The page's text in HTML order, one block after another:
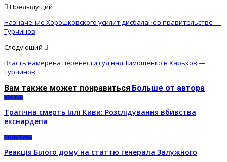
Предыдущий
Назначение Хорошковского усилит дисбаланс в правительстве —
Турчинов
Следующий
Власть намерена перенести суд над Тимошенко в Харьков —
Турчинов
Вам также может понравиться Больше от автора
ЖИЗНЬ
Трагічна смерть Іллі Киви: Розслідування вбивства
екснардепа
ПОЛИТИКА
Реакція Білого дому на статтю генерала Залужного